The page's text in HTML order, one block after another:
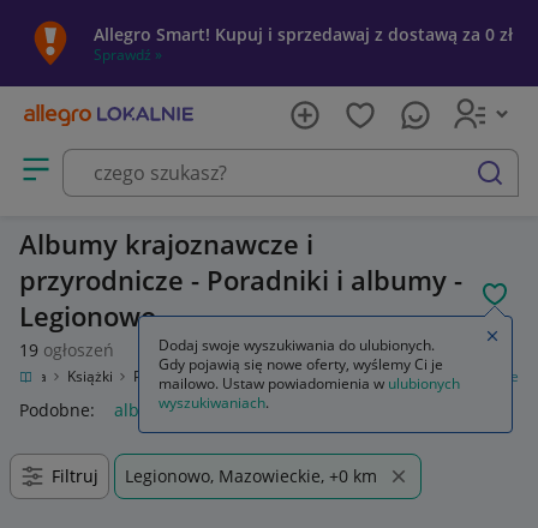
Allegro Smart! Kupuj i sprzedawaj z dostawą za 0 zł
Sprawdź »
Otwórz menu z kategoriami
szukaj
Albumy krajoznawcze i
przyrodnicze - Poradniki i albumy -
Legionowo
19 ogłoszeń
Książki Poradniki i albumy Albumy krajoznawcze i przyrodnicze
Podobne: albumy krajoznawcze i przyrodnicze
Filtruj Legionowo, Mazowieckie, +0 km
Dodaj swoje wyszukiwania do ulubionych.
Gdy pojawią się nowe oferty, wyślemy Ci je
mailowo. Ustaw powiadomienia w ulubionych
wyszukiwaniach.